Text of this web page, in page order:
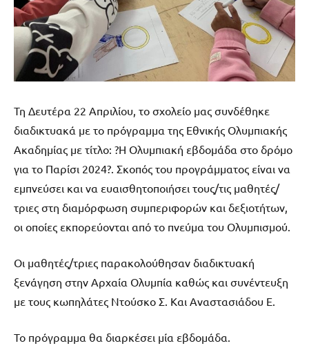
Τη Δευτέρα 22 Απριλίου, το σχολείο μας συνδέθηκε
διαδικτυακά με το πρόγραμμα της Εθνικής Ολυμπιακής
Ακαδημίας με τίτλο: ?Η Ολυμπιακή εβδομάδα στο δρόμο
για το Παρίσι 2024?. Σκοπός του προγράμματος είναι να
εμπνεύσει και να ευαισθητοποιήσει τους/τις μαθητές/
τριες στη διαμόρφωση συμπεριφορών και δεξιοτήτων,
οι οποίες εκπορεύονται από το πνεύμα του Ολυμπισμού.
Οι μαθητές/τριες παρακολούθησαν διαδικτυακή
ξενάγηση στην Αρχαία Ολυμπία καθώς και συνέντευξη
με τους κωπηλάτες Ντούσκο Σ. Και Αναστασιάδου Ε.
Το πρόγραμμα θα διαρκέσει μία εβδομάδα.